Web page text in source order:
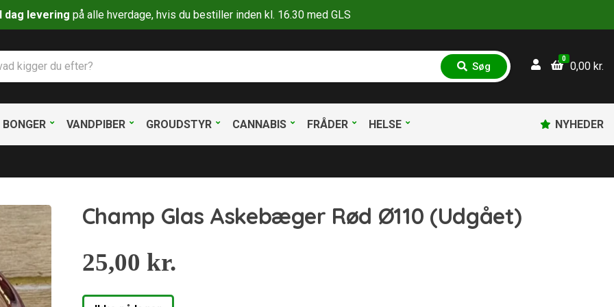
dag levering på alle hverdage, hvis du bestiller inden kl. 16.30 med GLS
S
ø
Søg
0
0,00 kr.
BONGER VANDPIBER GROUDSTYR CANNABIS FRÅDER HELSE NYHEDER
Champ Glas Askebæger Rød Ø110 (Udgået)
25,00 kr.